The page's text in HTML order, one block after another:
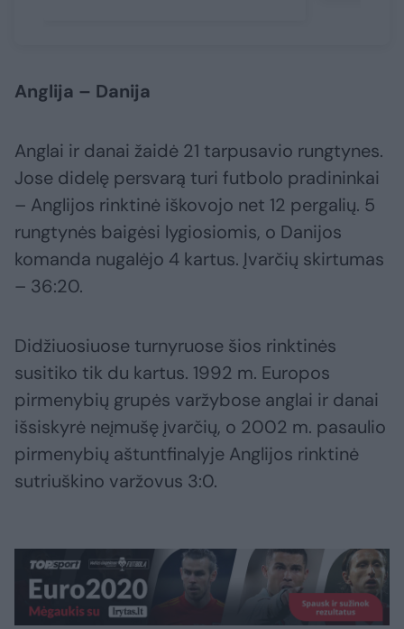
Anglija – Danija
Anglai ir danai žaidė 21 tarpusavio rungtynes.
Jose didelę persvarą turi futbolo pradininkai
– Anglijos rinktinė iškovojo net 12 pergalių. 5
rungtynės baigėsi lygiosiomis, o Danijos
komanda nugalėjo 4 kartus. Įvarčių skirtumas
– 36:20.
Didžiuosiuose turnyruose šios rinktinės
susitiko tik du kartus. 1992 m. Europos
pirmenybių grupės varžybose anglai ir danai
išsiskyrė neįmušę įvarčių, o 2002 m. pasaulio
pirmenybių aštuntfinalyje Anglijos rinktinė
sutriuškino varžovus 3:0.